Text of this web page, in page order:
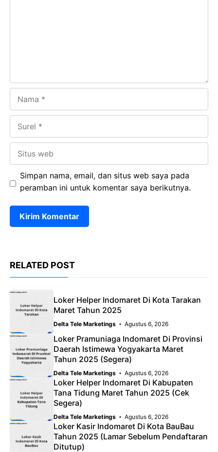
Simpan nama, email, dan situs web saya pada
peramban ini untuk komentar saya berikutnya.
RELATED POST
Loker Helper Indomaret Di Kota Tarakan
Maret Tahun 2025
Delta Tele Marketings Agustus 6, 2026
Loker Pramuniaga Indomaret Di Provinsi
Daerah Istimewa Yogyakarta Maret
Tahun 2025 (Segera)
Delta Tele Marketings Agustus 6, 2026
Loker Helper Indomaret Di Kabupaten
Tana Tidung Maret Tahun 2025 (Cek
Segera)
Delta Tele Marketings Agustus 6, 2026
Loker Kasir Indomaret Di Kota BauBau
Tahun 2025 (Lamar Sebelum Pendaftaran
Ditutup)